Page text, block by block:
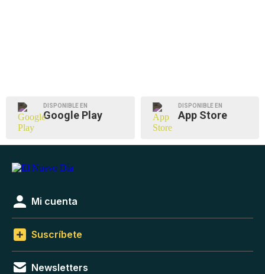
DISPONIBLE EN
Google Play
DISPONIBLE EN
App Store
Mi cuenta
Suscríbete
Newsletters